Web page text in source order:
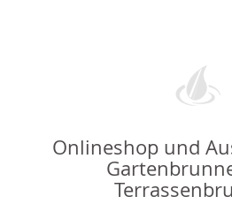
Onlineshop und